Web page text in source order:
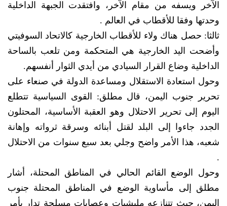
الآخر ويسفه من مقام الآخر، وافتقدت الجبهة الداخلية
وحدتها وفقا للأقطاب في العالم .
ثالثا: حصل هناك ولاء للأقطاب الخارجية كالاتحاد السوفيتي
وأضحت اليد الخارجية هي المتحكمة ومن تلعب بالساحة
الداخلية وضاع القرار السيادي من أيدي الثوار أنفسهم.
وحول استعادة الاستقلال ومساعدة الدولة في صنعاء على
تحرير جنوب اليمن، قال مطلق: القوى السياسية تتطلع
اليوم إلى تحرير الاحتلال وهو العقبة الأساسية، المحتلون
الجدد جاءوا إلى البلد لقتل أبنائه وسرقة ثرواته وإهانة
شعبه، هذا الأمر واضح وجلي بعد سبع سنوات من الاحتلال
.
وحول الوضع القائم الحالي في المناطق المحتلة، أشار
مطلق إلى مأساوية الوضع في المناطق المحتلة جنوب
اليمن، حيث تتنازعه مليشيات وعصابات مسلحة تدار بأمر